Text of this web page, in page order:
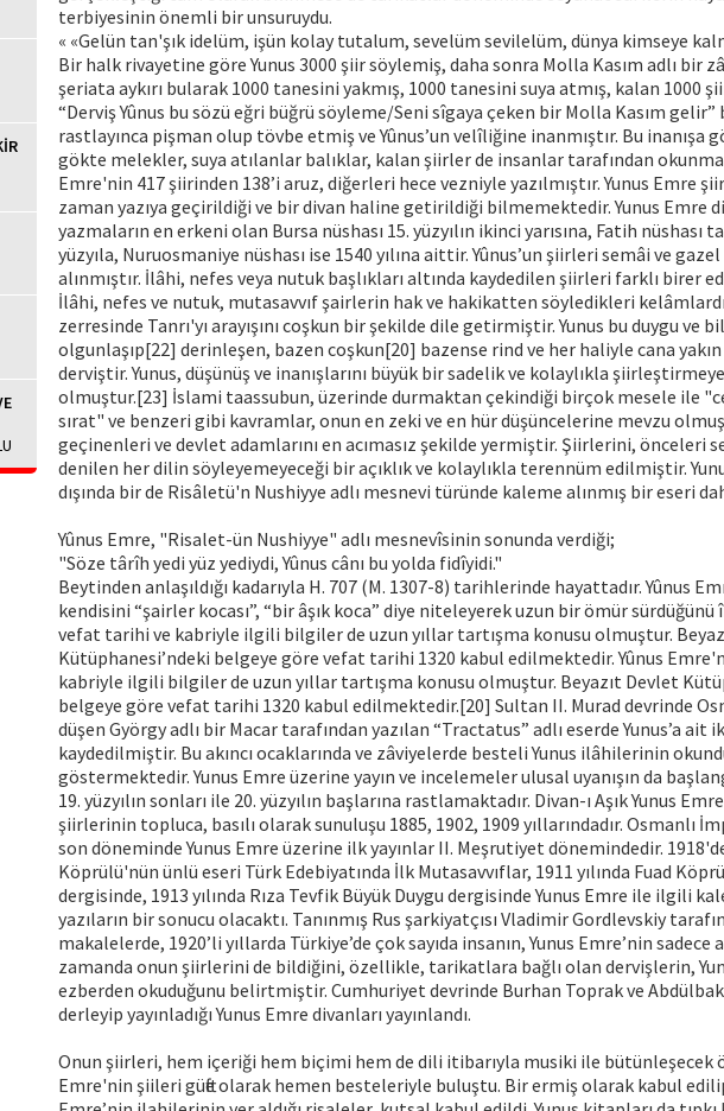
terbiyesinin önemli bir unsuruydu.
« «Gelün tan'şık idelüm, işün kolay tutalum, sevelüm sevilelüm, dünya kimseye
Bir halk rivayetine göre Yunus 3000 şiir söylemiş, daha sonra Molla Kasım adlı bir
şeriata aykırı bularak 1000 tanesini yakmış, 1000 tanesini suya atmış, kalan 1000
“Derviş Yûnus bu sözü eğri büğrü söyleme/Seni sîgaya çeken bir Molla Kasım gelir”
rastlayınca pişman olup tövbe etmiş ve Yûnus’un velîliğine inanmıştır. Bu inanışa
gökte melekler, suya atılanlar balıklar, kalan şiirler de insanlar tarafından
Emre'nin 417 şiirinden 138’i aruz, diğerleri hece vezniyle yazılmıştır. Yunus Emre
zaman yazıya geçirildiği ve bir divan haline getirildiği bilmemektedir. Yunus Emre
yazmaların en erkeni olan Bursa nüshası 15. yüzyılın ikinci yarısına, Fatih nüshası
yüzyıla, Nuruosmaniye nüshası ise 1540 yılına aittir. Yûnus’un şiirleri semâi ve
alınmıştır. İlâhi, nefes veya nutuk başlıkları altında kaydedilen şiirleri farklı birer
İlâhi, nefes ve nutuk, mutasavvıf şairlerin hak ve hakikatten söyledikleri
zerresinde Tanrı'yı arayışını coşkun bir şekilde dile getirmiştir. Yunus bu duygu ve
olgunlaşıp[22] derinleşen, bazen coşkun[20] bazense rind ve her haliyle cana
derviştir. Yunus, düşünüş ve inanışlarını büyük bir sadelik ve kolaylıkla
olmuştur.[23] İslami taassubun, üzerinde durmaktan çekindiği birçok mesele ile
sırat" ve benzeri gibi kavramlar, onun en zeki ve en hür düşüncelerine mevzu
geçinenleri ve devlet adamlarını en acımasız şekilde yermiştir. Şiirlerini, önceleri
denilen her dilin söyleyemeyeceği bir açıklık ve kolaylıkla terennüm edilmiştir.
dışında bir de Risâletü'n Nushiyye adlı mesnevi türünde kaleme alınmış bir eseri
Yûnus Emre, "Risalet-ün Nushiyye" adlı mesnevîsinin sonunda verdiği;
"Söze târîh yedi yüz yediydi, Yûnus cânı bu yolda fidîyidi."
Beytinden anlaşıldığı kadarıyla H. 707 (M. 1307-8) tarihlerinde hayattadır. Yûnus
kendisini “şairler kocası”, “bir âşık koca” diye niteleyerek uzun bir ömür sürdüğünü
vefat tarihi ve kabriyle ilgili bilgiler de uzun yıllar tartışma konusu olmuştur.
Kütüphanesi’ndeki belgeye göre vefat tarihi 1320 kabul edilmektedir. Yûnus
kabriyle ilgili bilgiler de uzun yıllar tartışma konusu olmuştur. Beyazıt Devlet
belgeye göre vefat tarihi 1320 kabul edilmektedir.[20] Sultan II. Murad devrinde
düşen György adlı bir Macar tarafından yazılan “Tractatus” adlı eserde Yunus’a ait
kaydedilmiştir. Bu akıncı ocaklarında ve zâviyelerde besteli Yunus ilâhilerinin
göstermektedir. Yunus Emre üzerine yayın ve incelemeler ulusal uyanışın da
19. yüzyılın sonları ile 20. yüzyılın başlarına rastlamaktadır. Divan-ı Aşık Yunus
şiirlerinin topluca, basılı olarak sunuluşu 1885, 1902, 1909 yıllarındadır. Osmanlı
son döneminde Yunus Emre üzerine ilk yayınlar II. Meşrutiyet dönemindedir.
Köprülü'nün ünlü eseri Türk Edebiyatında İlk Mutasavvıflar, 1911 yılında Fuad
dergisinde, 1913 yılında Rıza Tevfik Büyük Duygu dergisinde Yunus Emre ile ilgili
yazıların bir sonucu olacaktı. Tanınmış Rus şarkiyatçısı Vladimir Gordlevskiy
makalelerde, 1920’li yıllarda Türkiye’de çok sayıda insanın, Yunus Emre’nin sadece
zamanda onun şiirlerini de bildiğini, özellikle, tarikatlara bağlı olan dervişlerin,
ezberden okuduğunu belirtmiştir. Cumhuriyet devrinde Burhan Toprak ve
derleyip yayınladığı Yunus Emre divanları yayınlandı.
Onun şiirleri, hem içeriği hem biçimi hem de dili itibarıyla musiki ile bütünleşecek
Emre'nin şiileri güfte olarak hemen besteleriyle buluştu. Bir ermiş olarak kabul